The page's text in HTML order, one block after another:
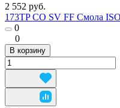
2 552 руб.
173TP CO SV FF Смола
0
0
В корзину